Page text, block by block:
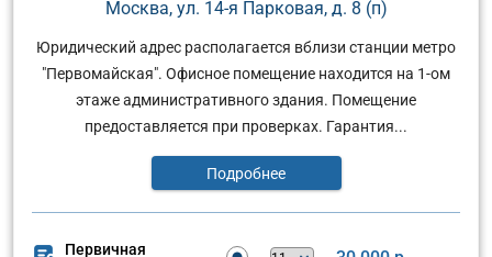
Москва, ул. 14-я Парковая, д. 8 (п)
Юридический адрес располагается вблизи станции метро
"Первомайская". Офисное помещение находится на 1-ом
этаже административного здания. Помещение
предоставляется при проверках. Гарантия...
Подробнее
Первичная